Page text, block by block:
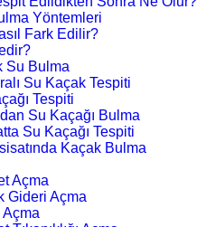
Yöntemleri
Fark Edilir?
Su Bulma
Su Kaçak Tespiti
Tespiti
Su Kaçağı Bulma
Su Kaçağı Tespiti
Kaçak Bulma
Açma
Gideri Açma